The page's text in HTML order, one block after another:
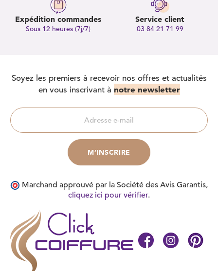
Expédition commandes
Sous 12 heures (7j/7)
Service client
03 84 21 71 99
Soyez les premiers à recevoir nos offres et actualités
en vous inscrivant à notre newsletter
Marchand approuvé par la Société des Avis Garantis,
cliquez ici pour vérifier.